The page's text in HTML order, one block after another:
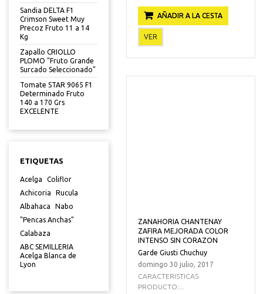
Sandia DELTA F1
Crimson Sweet Muy
Precoz Fruto 11 a 14
Kg
Zapallo CRIOLLO
PLOMO "Fruto Grande
Surcado Seleccionado"
Tomate STAR 9065 F1
Determinado Fruto
140 a 170 Grs
EXCELENTE
ETIQUETAS
Acelga
Coliflor
Achicoria
Rucula
Albahaca
Nabo
"Pencas Anchas"
Calabaza
ABC SEMILLERIA
Acelga Blanca de
Lyon
AÑADIR A LA CESTA
VER
ZANAHORIA CHANTENAY
ZAFIRA MEJORADA COLOR
INTENSO SIN CORAZON
Garde Giusti Chuchuy
domingo 30 julio, 2017
CARACTERISTICAS
PRODUCTO:...